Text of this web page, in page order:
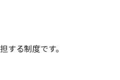
る制度です。